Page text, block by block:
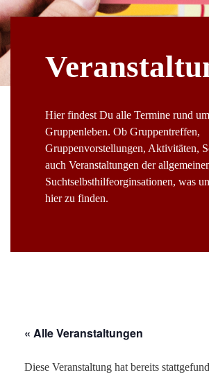
Hier findest Du alle Termine rund
Gruppenleben. Ob Gruppentreffen,
Gruppenvorstellungen, Aktivitäten,
auch Veranstaltungen der
Suchtselbsthilfeorginsationen, was
hier zu finden.
« Alle Veranstaltungen
Diese Veranstaltung hat bereits